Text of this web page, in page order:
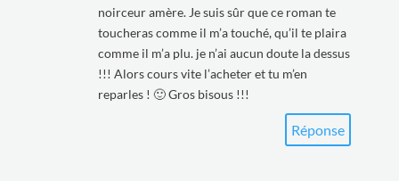
noirceur amère. Je suis sûr que ce roman te
toucheras comme il m’a touché, qu’il te plaira
comme il m’a plu. je n’ai aucun doute la dessus
!!! Alors cours vite l’acheter et tu m’en
reparles ! 🙂 Gros bisous !!!
Réponse